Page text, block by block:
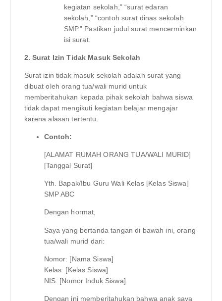
kegiatan sekolah,” “surat edaran
sekolah,” “contoh surat dinas sekolah
SMP.” Pastikan judul surat mencerminkan
isi surat.
2. Surat Izin Tidak Masuk Sekolah
Surat izin tidak masuk sekolah adalah surat yang
dibuat oleh orang tua/wali murid untuk
memberitahukan kepada pihak sekolah bahwa siswa
tidak dapat mengikuti kegiatan belajar mengajar
karena alasan tertentu.
Contoh:
[ALAMAT RUMAH ORANG TUA/WALI MURID]
[Tanggal Surat]
Yth. Bapak/Ibu Guru Wali Kelas [Kelas Siswa]
SMP ABC
Dengan hormat,
Saya yang bertanda tangan di bawah ini, orang
tua/wali murid dari:
Nomor: [Nama Siswa]
Kelas: [Kelas Siswa]
NIS: [Nomor Induk Siswa]
Dengan ini memberitahukan bahwa anak saya